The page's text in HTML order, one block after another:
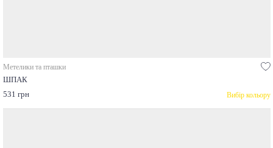
Метелики та пташки
ШПАК
531 грн
Вибір кольору